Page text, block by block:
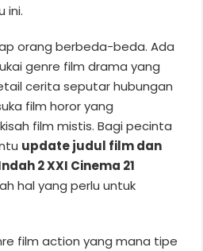
ini.
orang berbeda-beda. Ada
genre film drama yang
cerita seputar hubungan
film horor yang
film mistis. Bagi pecinta
update judul film dan
2 XXI Cinema 21
hal yang perlu untuk
film action yang mana tipe